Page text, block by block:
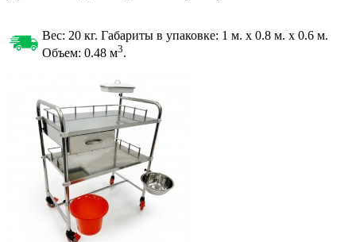
Вес: 20 кг. Габариты в упаковке: 1 м. x 0.8 м. x 0.6 м.
Объем: 0.48 м3.